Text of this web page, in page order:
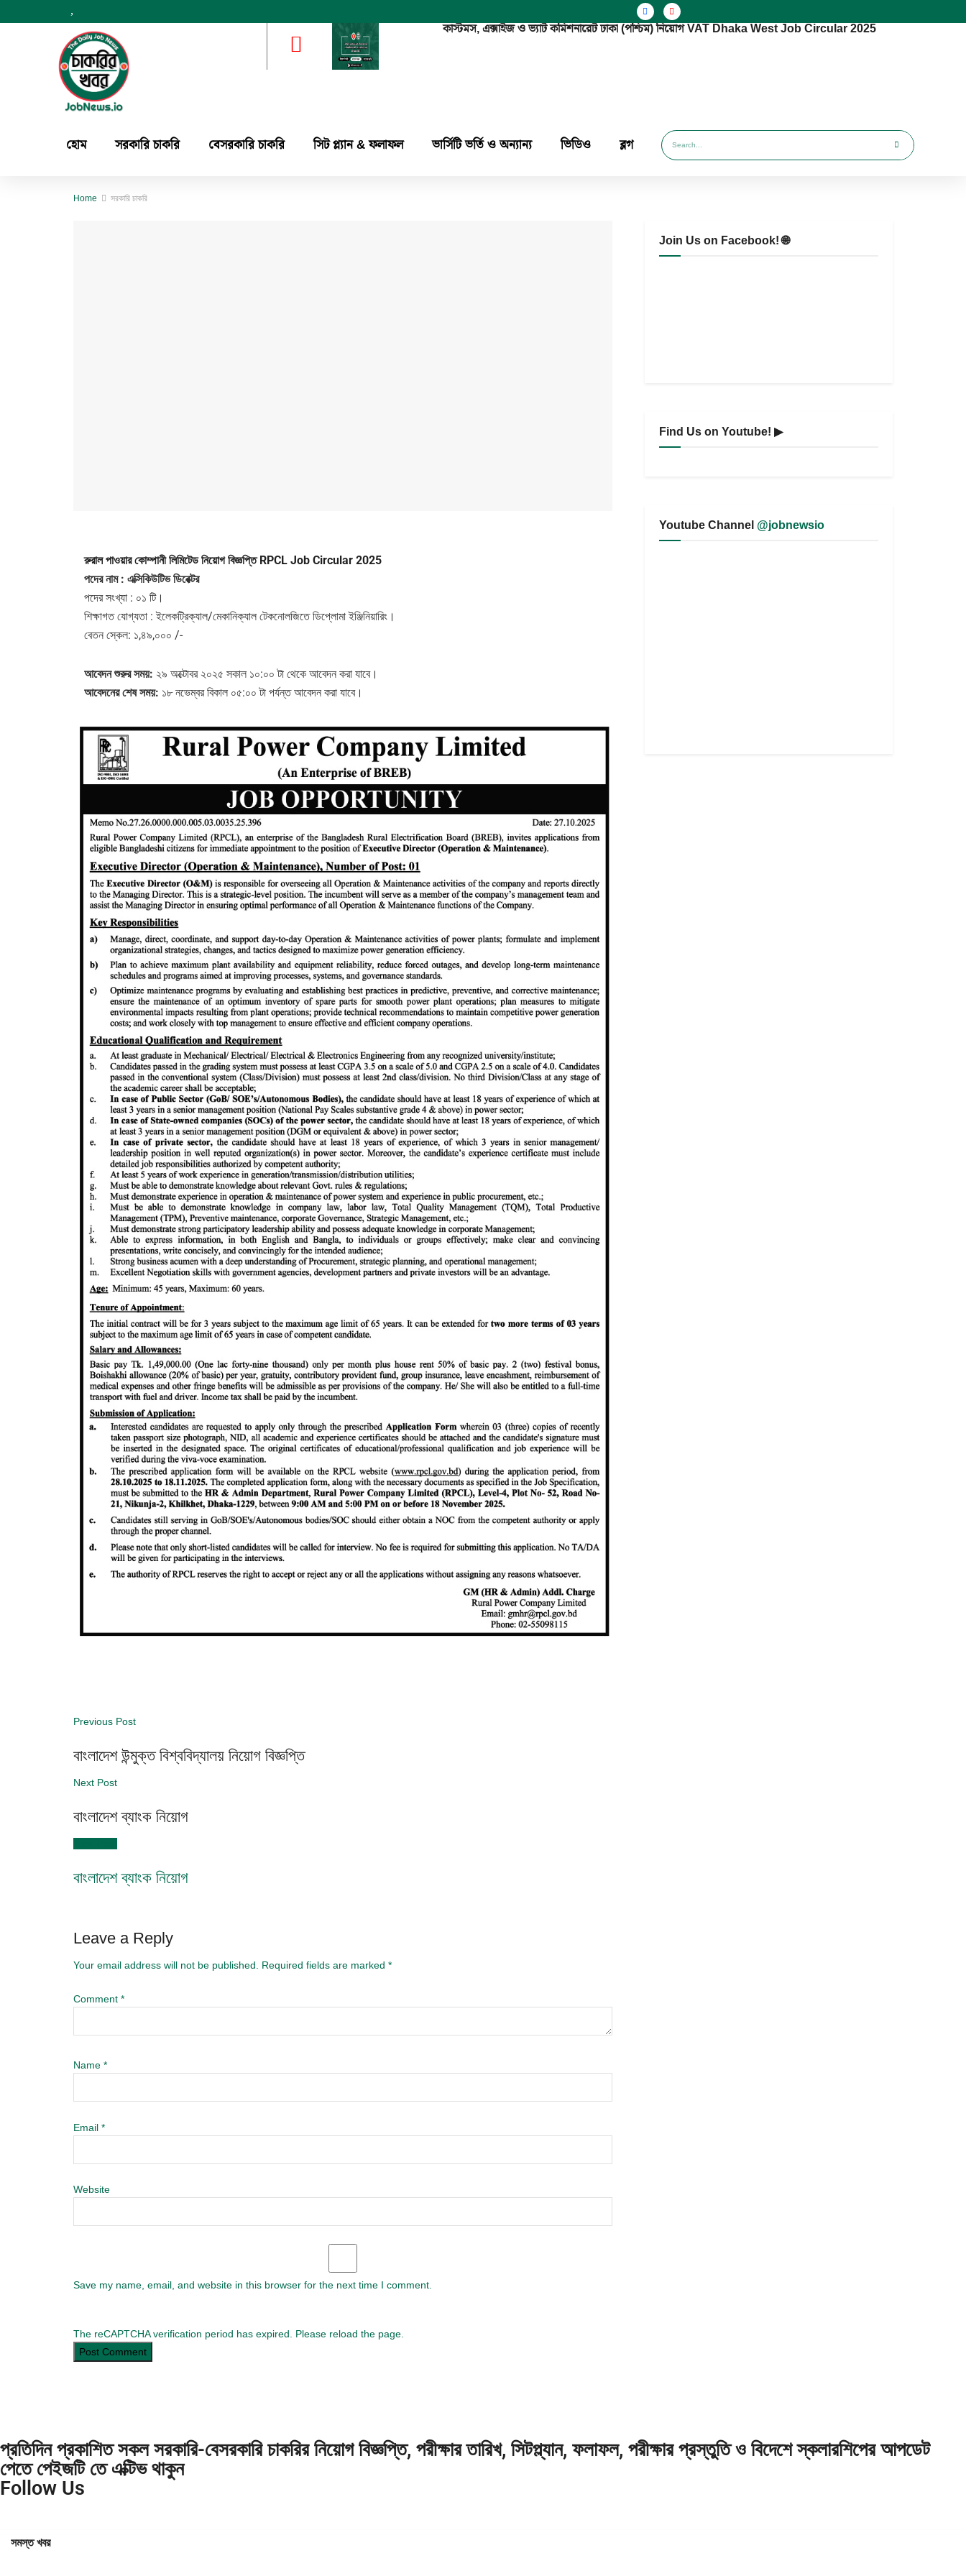
,
কাস্টমস, এক্সাইজ ও ভ্যাট কমিশনারেট ঢাকা (পশ্চিম) নিয়োগ VAT Dhaka West Job Circular 2025
হোম সরকারি চাকরি বেসরকারি চাকরি সিট প্ল্যান & ফলাফল ভার্সিটি ভর্তি ও অন্যান্য ভিডিও ব্লগ
Home সরকারি চাকরি
রুরাল পাওয়ার কোম্পানী লিমিটেড নিয়োগ বিজ্ঞপ্তি RPCL Job Circular 2025
পদের নাম : এক্সিকিউটিভ ডিরেক্টর
পদের সংখ্যা : ০১ টি।
শিক্ষাগত যোগ্যতা : ইলেকট্রিক্যাল/মেকানিক্যাল টেকনোলজিতে ডিপ্লোমা ইঞ্জিনিয়ারিং।
বেতন স্কেল: ১,৪৯,০০০ /-
আবেদন শুরুর সময়: ২৯ অক্টোবর ২০২৫ সকাল ১০:০০ টা থেকে আবেদন করা যাবে।
আবেদনের শেষ সময়: ১৮ নভেম্বর বিকাল ০৫:০০ টা পর্যন্ত আবেদন করা যাবে।
Previous Post
বাংলাদেশ উন্মুক্ত বিশ্ববিদ্যালয় নিয়োগ বিজ্ঞপ্তি
Next Post
বাংলাদেশ ব্যাংক নিয়োগ
বাংলাদেশ ব্যাংক নিয়োগ
Leave a Reply
Your email address will not be published. Required fields are marked *
Comment *
Name *
Email *
Website
Save my name, email, and website in this browser for the next time I comment.
The reCAPTCHA verification period has expired. Please reload the page.
Join Us on Facebook! 🌐
Find Us on Youtube! ▶
Youtube Channel @jobnewsio
প্রতিদিন প্রকাশিত সকল সরকারি-বেসরকারি চাকরির নিয়োগ বিজ্ঞপ্তি, পরীক্ষার তারিখ, সিটপ্ল্যান, ফলাফল, পরীক্ষার প্রস্তুতি ও বিদেশে স্কলারশিপের আপডেট
পেতে পেইজটি তে এক্টিভ থাকুন
Follow Us
সমস্ত খবর